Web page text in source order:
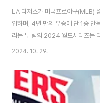
LA 다저스가 미국프로야구(MLB)
압하며, 4년 만의 우승에 단 1승 만
리는 두 팀의 2024 월드시리즈는
에서는 3차전 하이라이트와 곧 다
1. 월드시리즈 3차전: 다저스의
키스타디움에서 열린 2024 월드
1, 2차전 승리에 이어 뉴욕 원정 3
2024. 10. 29.